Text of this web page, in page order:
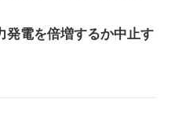
電を倍増するか中止す